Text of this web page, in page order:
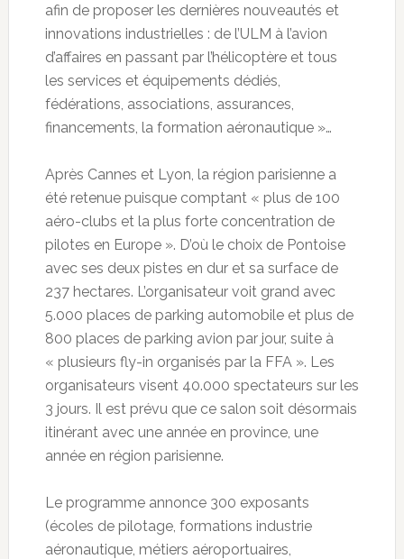
afin de proposer les dernières nouveautés et
innovations industrielles : de l’ULM à l’avion
d’affaires en passant par l’hélicoptère et tous
les services et équipements dédiés,
fédérations, associations, assurances,
financements, la formation aéronautique »…
Après Cannes et Lyon, la région parisienne a
été retenue puisque comptant « plus de 100
aéro-clubs et la plus forte concentration de
pilotes en Europe ». D’où le choix de Pontoise
avec ses deux pistes en dur et sa surface de
237 hectares. L’organisateur voit grand avec
5.000 places de parking automobile et plus de
800 places de parking avion par jour, suite à
« plusieurs fly-in organisés par la FFA ». Les
organisateurs visent 40.000 spectateurs sur les
3 jours. Il est prévu que ce salon soit désormais
itinérant avec une année en province, une
année en région parisienne.
Le programme annonce 300 exposants
(écoles de pilotage, formations industrie
aéronautique, métiers aéroportuaires,